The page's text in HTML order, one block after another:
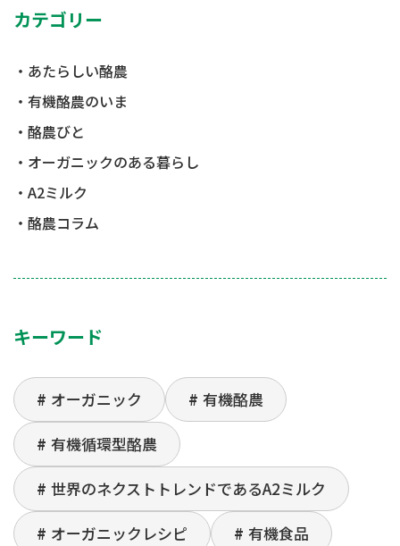
カテゴリー
あたらしい酪農
有機酪農のいま
酪農びと
オーガニックのある暮らし
A2ミルク
酪農コラム
キーワード
オーガニック
有機酪農
有機循環型酪農
世界のネクストトレンドであるA2ミルク
オーガニックレシピ
有機食品